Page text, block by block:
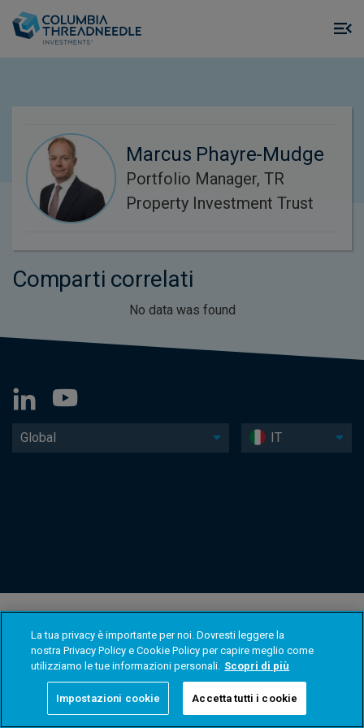
Marcus Phayre-Mudge
Portfolio Manager, TR
Property Investment Trust
Comparti correlati
No data was found
Global IT
La tua privacy è importante per noi. Dovresti leggere la
nostra Privacy Policy e Cookie Policy per capire meglio come
utilizziamo le tue informazioni personali. Scopri di più
Impostazioni cookie Accetta tutti i cookie